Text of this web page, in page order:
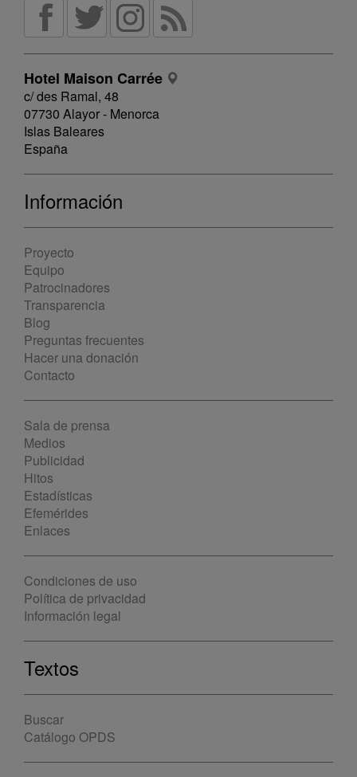
Hotel Maison Carrée
c/ des Ramal, 48
07730 Alayor - Menorca
Islas Baleares
España
Información
Proyecto
Equipo
Patrocinadores
Transparencia
Blog
Preguntas frecuentes
Hacer una donación
Contacto
Sala de prensa
Medios
Publicidad
Hitos
Estadísticas
Efemérides
Enlaces
Condiciones de uso
Política de privacidad
Información legal
Textos
Buscar
Catálogo OPDS